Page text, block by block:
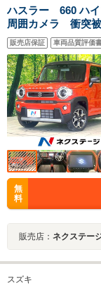
ハスラー 660 ハ
周囲カメラ 衝突
ズ 禁煙車 ドラレ
ー LEDヘッド
アコン Bluetooth
販売店保証 車両品質評価
無
料
販売店： ネクステー
スズキ